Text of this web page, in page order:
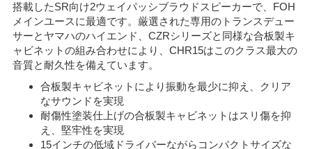
搭載したSR向け2ウェイパッシブラウドスピーカーで、FOH
メインユースに最適です。厳選された専用のトランスデュー
サーとヤマハのハイエンド、CZRシリーズと同様な合板製キ
ャビネットの組み合わせにより、CHR15はこのクラス最大の
音質と耐久性を備えています。
合板製キャビネットにより振動を最少に抑え、クリア
なサウンドを実現
耐傷性塗装仕上げの合板製キャビネットはスリ傷を抑
え、堅牢性を実現
15インチの低域ドライバーながらコンパクトサイズな